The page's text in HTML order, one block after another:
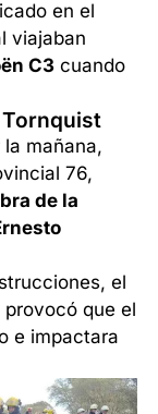
en el
viajaban
C3 cuando
mañana,
76,
de la
el
que el
e impactara